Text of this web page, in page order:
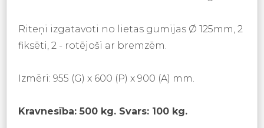
Riteņi izgatavoti no lietas gumijas Ø 125mm, 2
fiksēti, 2 - rotējoši ar bremzēm.
Izmēri: 955 (G) x 600 (P) x 900 (A) mm.
Kravnesība: 500 kg. Svars: 100 kg.